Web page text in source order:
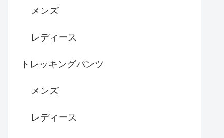
メンズ
レディース
トレッキングパンツ
メンズ
レディース